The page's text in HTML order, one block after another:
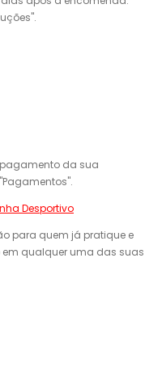
da sua
para quem já pratique e
qualquer uma das suas